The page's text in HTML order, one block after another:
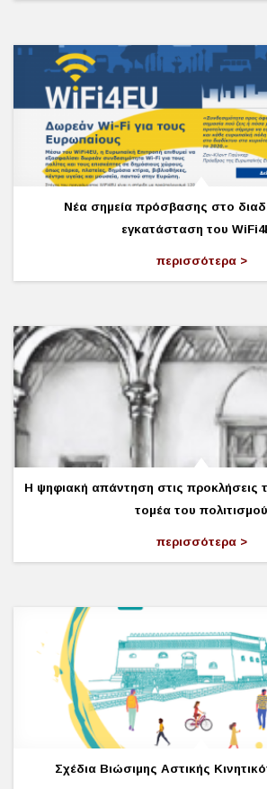
Νέα σημεία πρόσβασης στο
εγκατάσταση του
περισσότερα
Η ψηφιακή απάντηση στις προκλήσεις
τομέα του πολιτισμού
περισσότερα
Σχέδια Βιώσιμης Αστικής